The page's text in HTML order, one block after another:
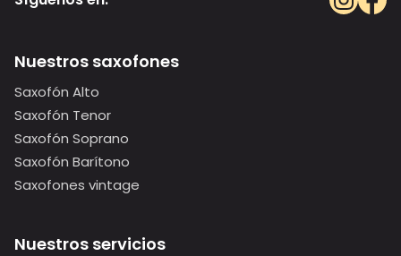
Nuestros saxofones
Saxofón Alto
Saxofón Tenor
Saxofón Soprano
Saxofón Barítono
Saxofones vintage
Nuestros servicios